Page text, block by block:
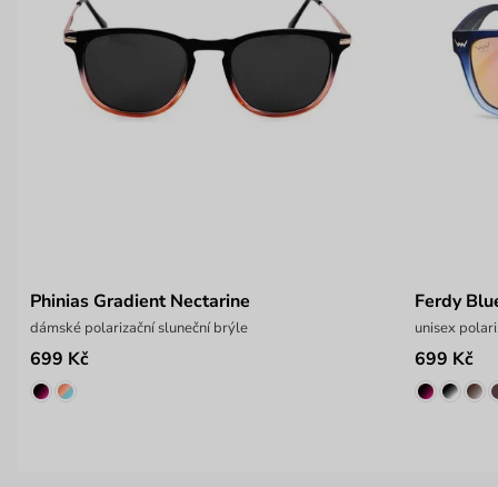
Phinias Gradient Nectarine
dámské polarizační sluneční brýle
699 Kč
Ferdy
unisex
699 Kč